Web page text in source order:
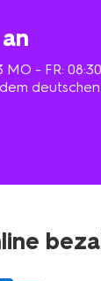
MO - FR: